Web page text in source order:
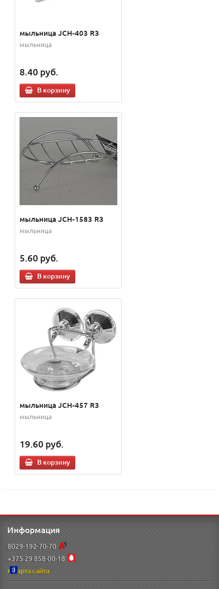
мыльница JCH-403 R3
мыльница
8.40 руб.
В корзину
мыльница JCH-1583 R3
мыльница
5.60 руб.
В корзину
мыльница JCH-457 R3
мыльница
19.60 руб.
В корзину
Информация
8029-192-70-70
+375 29 858-00-18
Карта сайта